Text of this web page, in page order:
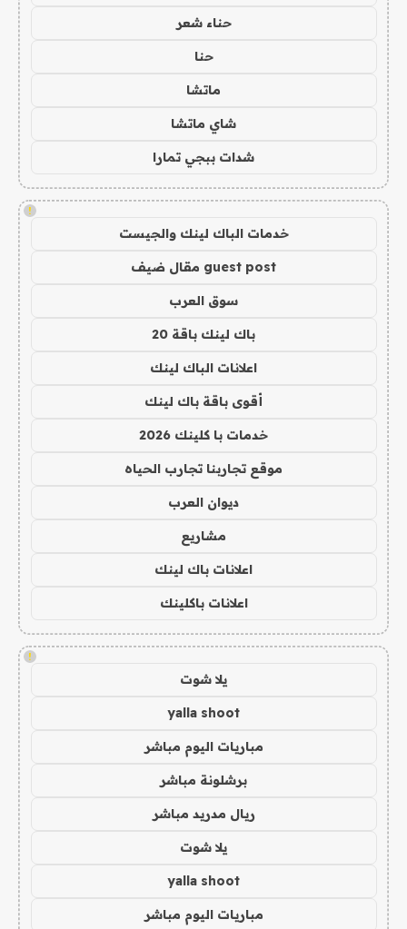
حناء شعر
حنا
ماتشا
شاي ماتشا
شدات ببجي تمارا
!
خدمات الباك لينك والجيست
guest post مقال ضيف
سوق العرب
باك لينك باقة 20
اعلانات الباك لينك
أقوى باقة باك لينك
خدمات با كلينك 2026
موقع تجاربنا تجارب الحياه
ديوان العرب
مشاريع
اعلانات باك لينك
اعلانات باكلينك
!
يلا شوت
yalla shoot
مباريات اليوم مباشر
برشلونة مباشر
ريال مدريد مباشر
يلا شوت
yalla shoot
مباريات اليوم مباشر